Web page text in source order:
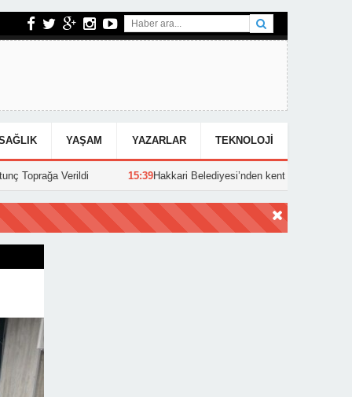
YAŞAM YAZARLAR TEKNOLOJI
15:39Hakkari Belediyesi’nden kent genelinde yoğun asfalt